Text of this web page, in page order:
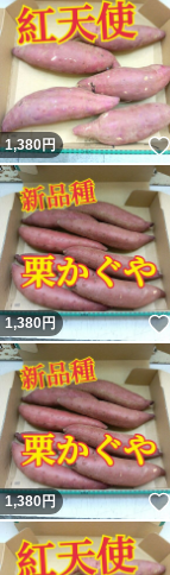
1,380円
1,380円
1,380円